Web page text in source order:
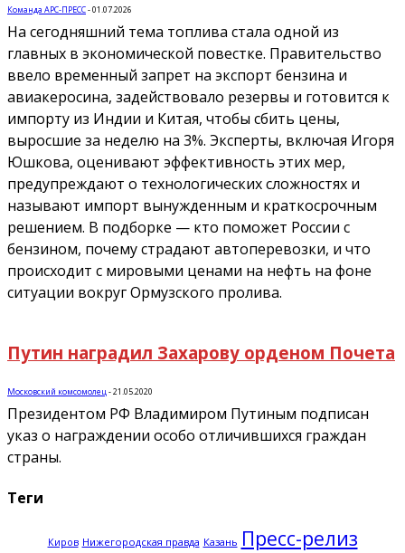
Команда АРС-ПРЕСС-01.07.2026
На сегодняшний тема топлива стала одной из
главных в экономической повестке. Правительство
ввело временный запрет на экспорт бензина и
авиакеросина, задействовало резервы и готовится к
импорту из Индии и Китая, чтобы сбить цены,
выросшие за неделю на 3%. Эксперты, включая Игоря
Юшкова, оценивают эффективность этих мер,
предупреждают о технологических сложностях и
называют импорт вынужденным и краткосрочным
решением. В подборке — кто поможет России с
бензином, почему страдают автоперевозки, и что
происходит с мировыми ценами на нефть на фоне
ситуации вокруг Ормузского пролива.
Путин наградил Захарову орденом Почета
Московский комсомолец-21.05.2020
Президентом РФ Владимиром Путиным подписан
указ о награждении особо отличившихся граждан
страны.
Теги
Киров Нижегородская правда Казань Пресс-релиз